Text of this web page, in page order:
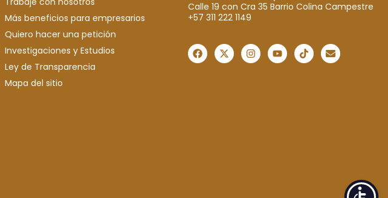
Más beneficios para empresarios
Quiero hacer una petición
Investigaciones y Estudios
Ley de Transparencia
Mapa del sitio
Calle 19 con Cra 35 Barrio Colina Campestre
+57 311 222 1149